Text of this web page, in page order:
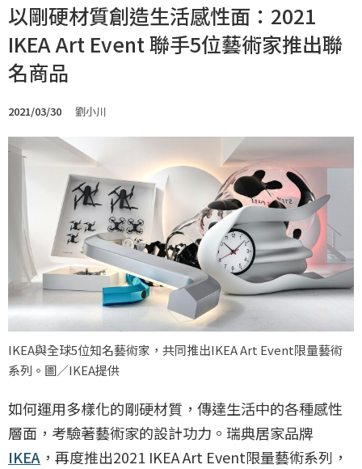
以剛硬材質創造生活感性面：2021
IKEA Art Event 聯手5位藝術家推出聯
名商品
2021/03/30 劉小川
IKEA與全球5位知名藝術家，共同推出IKEA Art Event限量藝術
系列。圖／IKEA提供
如何運用多樣化的剛硬材質，傳達生活中的各種感性
層面，考驗著藝術家的設計功力。瑞典居家品牌
IKEA ，再度推出2021 IKEA Art Event限量藝術系列，